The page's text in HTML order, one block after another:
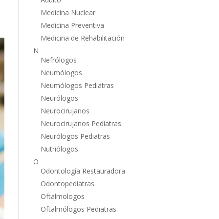
Medicina Nuclear
Medicina Preventiva
Medicina de Rehabilitación
N
Nefrólogos
Neumólogos
Neumólogos Pediatras
Neurólogos
Neurocirujanos
Neurocirujanos Pediatras
Neurólogos Pediatras
Nutriólogos
O
Odontología Restauradora
Odontopediatras
Oftalmologos
Oftalmólogos Pediatras